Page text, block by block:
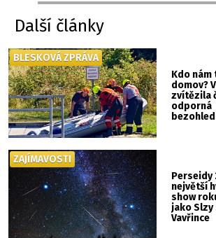
Další články
Kdo
domov?
zvítězila
odporná
BLESKOVÁ ZPRÁVA
Perseidy
největší
show
jako
Vavřince
ZAJÍMAVOSTI